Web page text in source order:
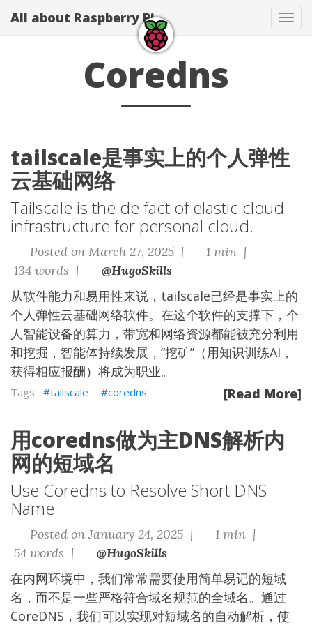
All about Raspberry Pi
Coredns
tailscale是事实上的个人弹性
云基础网络
Tailscale is the de fact of elastic cloud
infrastructure for personal cloud.
Posted on March 27, 2025 |
1 min |
134 words |
@HugoSkills
从软件能力和易用性来说，tailscale已经是事实上的
个人弹性云基础网络软件。在这个软件的支撑下，个
人智能设备的算力，带宽和网络资源都能被充分利用
和挖掘，智能体持续发展，“挖矿”（用知识训练AI，
获得相应报酬）将成为职业。
[Read More]
tailscale coredns
用coredns做为主DNS解析内
网的短域名
Use Coredns to Resolve Short DNS
Name
Posted on January 24, 2025 |
1 min |
54 words |
@HugoSkills
在内网环境中，我们常常需要使用简单易记的短域
名，而不是一些严格符合域名规范的全域名。通过
CoreDNS，我们可以实现对短域名的自动解析，使